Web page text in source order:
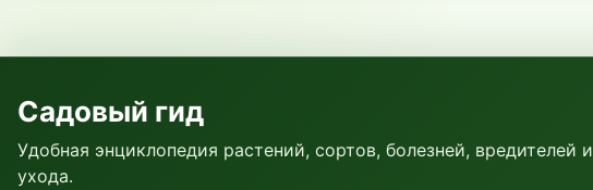
Садовый гид
Удобная энциклопедия растений, сортов, болезней, вредителей и
ухода.